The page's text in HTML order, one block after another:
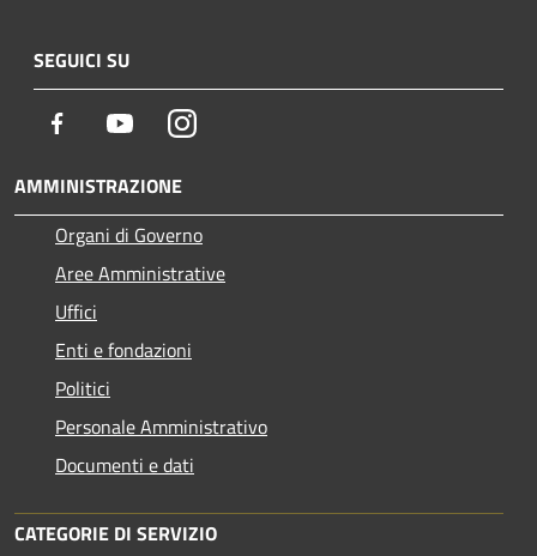
SEGUICI SU
Facebook YoutubeInstagram
AMMINISTRAZIONE
Organi di Governo
Aree Amministrative
Uffici
Enti e fondazioni
Politici
Personale Amministrativo
Documenti e dati
CATEGORIE DI SERVIZIO